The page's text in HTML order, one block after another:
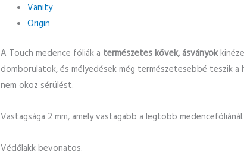
Vanity
Origin
A Touch medence fóliák a természetes kövek, ásványok
domborulatok, és mélyedések még természetesebbé teszik
nem okoz sérülést.
Vastagsága 2 mm, amely vastagabb a legtöbb medencefóliánál.
Védőlakk bevonatos.